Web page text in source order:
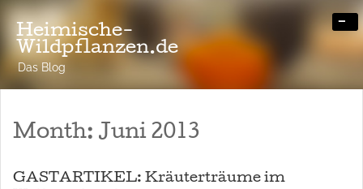
Heimische-
Wildpflanzen.de
Das Blog
-
Month: Juni 2013
GASTARTIKEL: Kräuterträume im